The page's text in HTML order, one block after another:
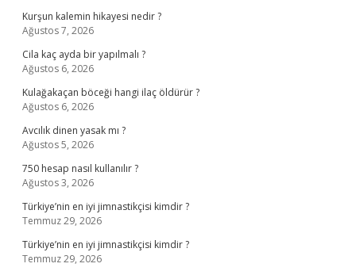
Kurşun kalemin hikayesi nedir ?
Ağustos 7, 2026
Cila kaç ayda bir yapılmalı ?
Ağustos 6, 2026
Kulağakaçan böceği hangi ilaç öldürür ?
Ağustos 6, 2026
Avcılık dinen yasak mı ?
Ağustos 5, 2026
750 hesap nasıl kullanılır ?
Ağustos 3, 2026
Türkiye’nin en iyi jimnastikçisi kimdir ?
Temmuz 29, 2026
Türkiye’nin en iyi jimnastikçisi kimdir ?
Temmuz 29, 2026